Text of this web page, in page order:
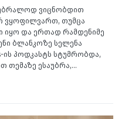
ვიცნობდით
ვყოფილვართ, თუმცა
იყო და ერთად რამდენიმე
ბლანკოზე სელენა
ის პოდკასტს სტუმრობდა,
თემაზე ესაუბრა,…